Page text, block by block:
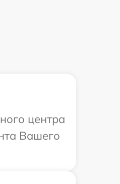
центра
Вашего